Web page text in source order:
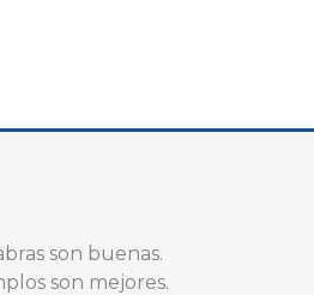
son buenas.
son mejores.